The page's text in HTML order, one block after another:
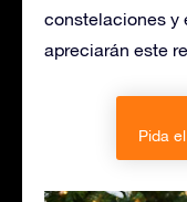
constelaciones y
apreciarán este
Pida